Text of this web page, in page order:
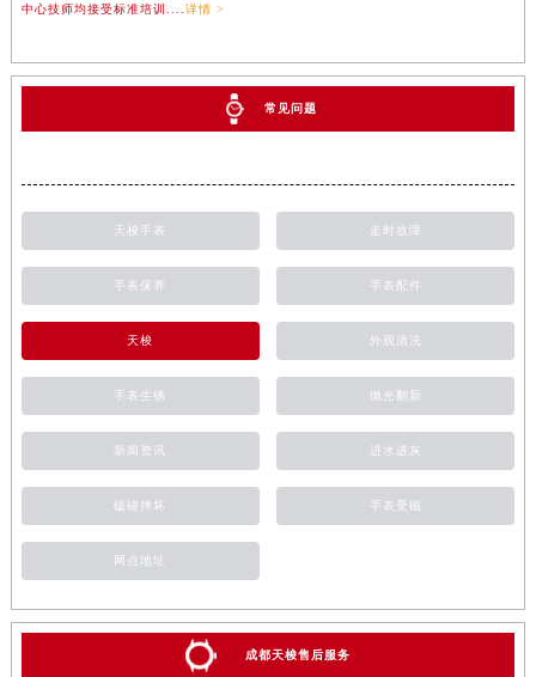
中心技师均接受标准培训.... 详情 >
常见问题
天梭手表 走时故障
手表保养 手表配件
天梭 外观清洗
手表生锈 抛光翻新
新闻资讯 进水进灰
磕碰摔坏 手表受磁
网点地址
成都天梭售后服务